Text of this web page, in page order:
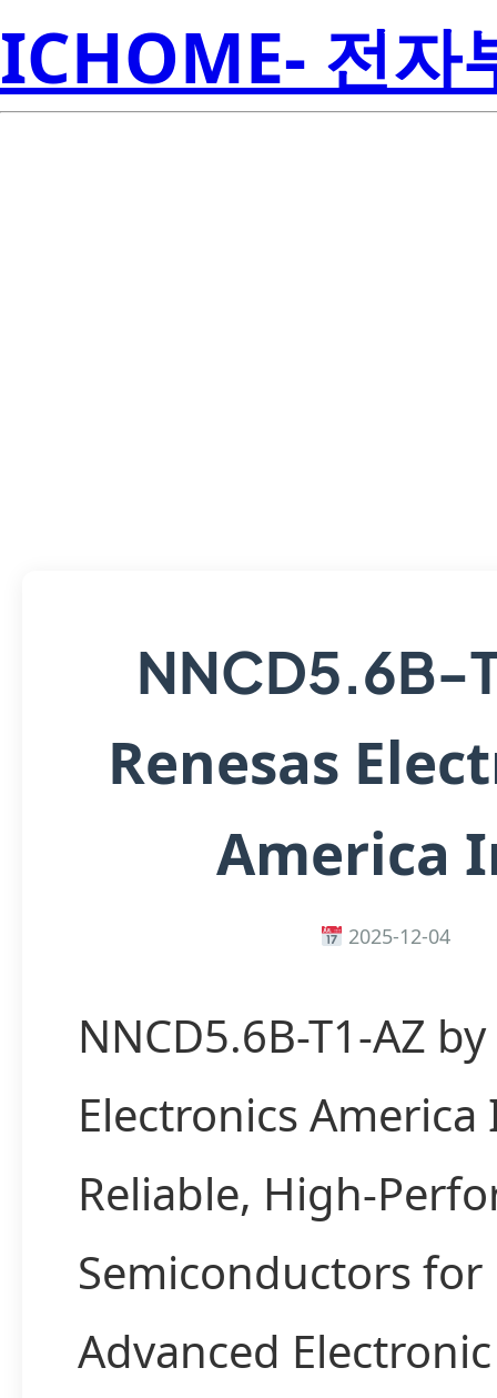
ICHOME- 전자
NNCD5.6B-
Renesas
America
2025-12-04
NNCD5.6B-T1-AZ
Electronics
Reliable, High-
Semiconductors for
Advanced